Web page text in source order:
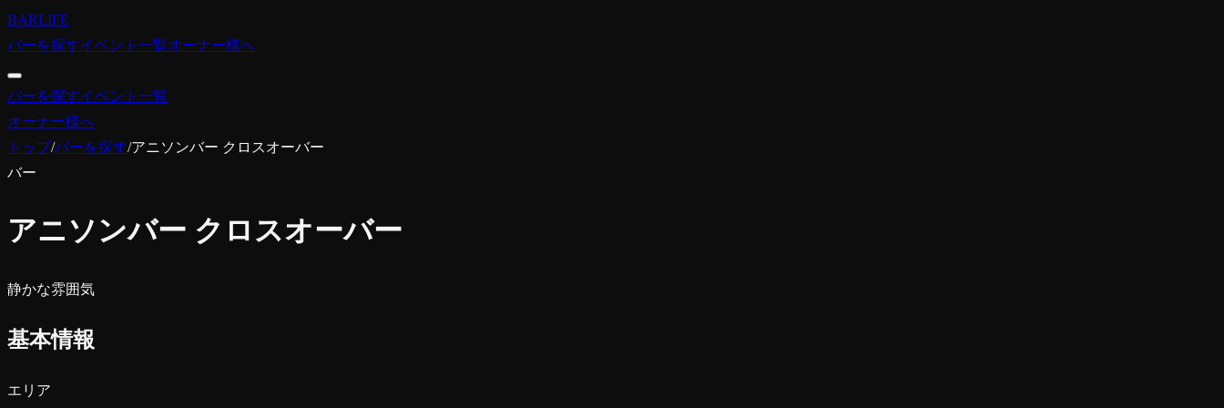
BARLIFE
バーを探すイベント一覧オーナー様へ
バーを探すイベント一覧
オーナー様へ
トップ/バーを探す/アニソンバー クロスオーバー
バー
アニソンバー クロスオーバー
静かな雰囲気
基本情報
エリア